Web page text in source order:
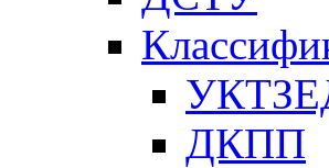
ДКПП